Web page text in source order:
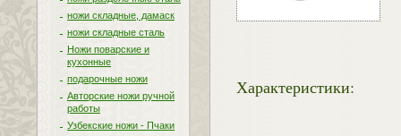
ножи складные, дамаск
ножи складные сталь
Ножи поварские и
кухонные
подарочные ножи
Авторские ножи ручной
работы
Узбекские ножи - Пчаки
Характеристики: